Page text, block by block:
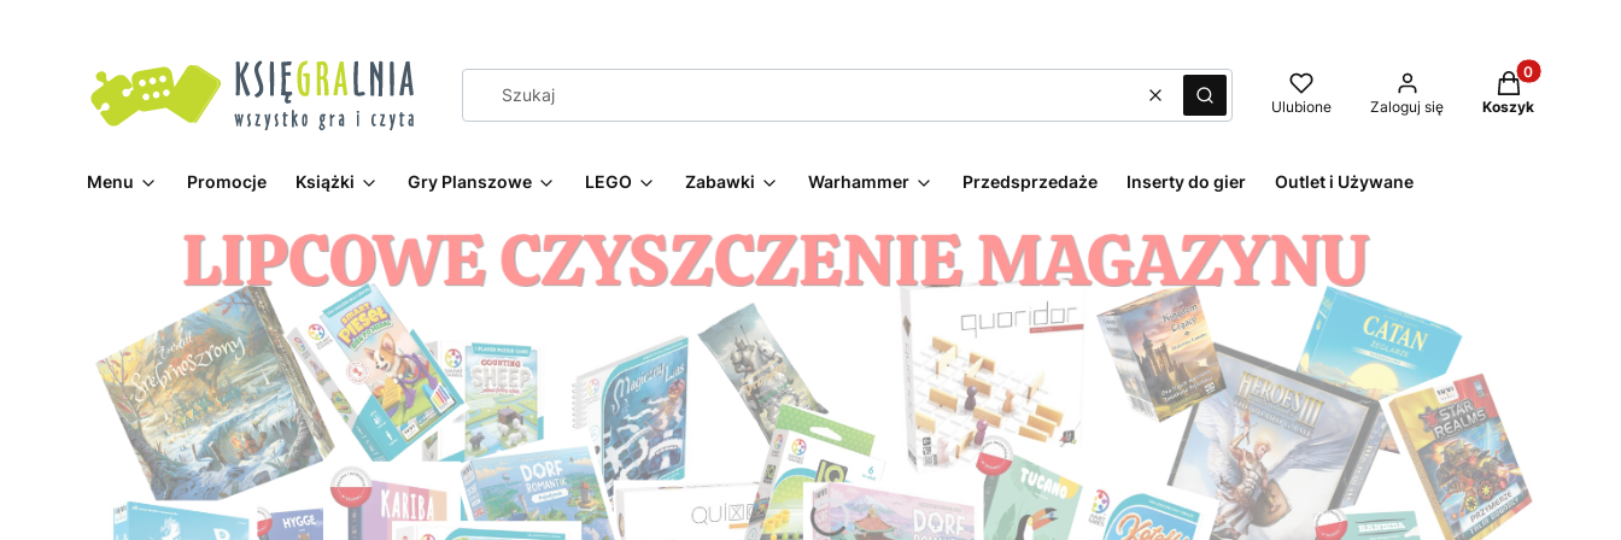
WyczyśćSzukaj Ulubione Zaloguj się
Produkty w
Koszyk
Menu Promocje Książki Gry Planszowe LEGO Zabawki Warhammer Przedsprzedaże Inserty do gier Outlet i Używane